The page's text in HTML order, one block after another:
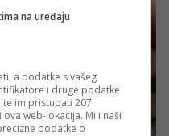
na uređaju
a podatke s vašeg
i druge podatke
im pristupati 207
web-lokacija. Mi i naši
podatke o